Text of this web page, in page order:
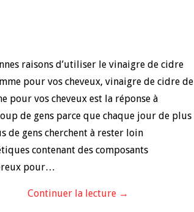
raisons d’utiliser le vinaigre de cidre
pour vos cheveux, vinaigre de cidre de
pour vos cheveux est la réponse à
de gens parce que chaque jour de plus
de gens cherchent à rester loin
contenant des composants
pour…
Continuer la lecture →